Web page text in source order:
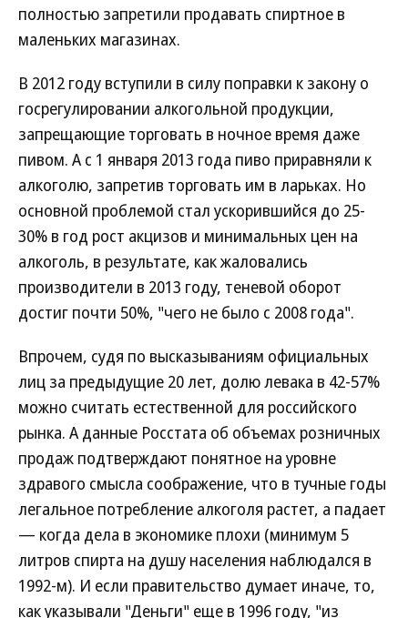
полностью запретили продавать спиртное в
маленьких магазинах.
В 2012 году вступили в силу поправки к закону о
госрегулировании алкогольной продукции,
запрещающие торговать в ночное время даже
пивом. А с 1 января 2013 года пиво приравняли к
алкоголю, запретив торговать им в ларьках. Но
основной проблемой стал ускорившийся до 25-
30% в год рост акцизов и минимальных цен на
алкоголь, в результате, как жаловались
производители в 2013 году, теневой оборот
достиг почти 50%, "чего не было с 2008 года".
Впрочем, судя по высказываниям официальных
лиц за предыдущие 20 лет, долю левака в 42-57%
можно считать естественной для российского
рынка. А данные Росстата об объемах розничных
продаж подтверждают понятное на уровне
здравого смысла соображение, что в тучные годы
легальное потребление алкоголя растет, а падает
— когда дела в экономике плохи (минимум 5
литров спирта на душу населения наблюдался в
1992-м). И если правительство думает иначе, то,
как указывали "Деньги" еще в 1996 году, "из